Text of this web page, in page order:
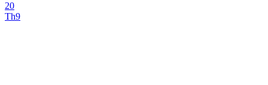
20
Th9